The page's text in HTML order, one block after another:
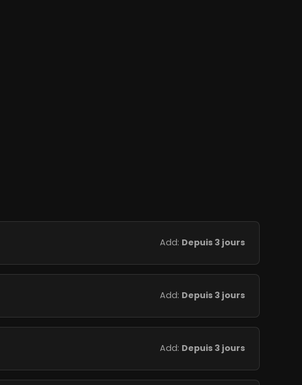
Add: Depuis 3 jours
Add: Depuis 3 jours
Add: Depuis 3 jours